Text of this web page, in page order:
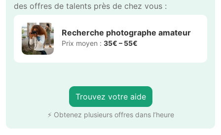
des offres de talents près de chez vous :
Recherche photographe amateur
Prix moyen : 35€ – 55€
Trouvez votre aide
⚡ Obtenez plusieurs offres dans l’heure